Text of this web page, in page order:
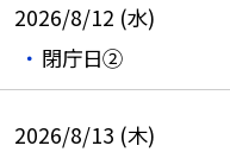
2026/8/12 (水)
閉庁日②
2026/8/13 (木)